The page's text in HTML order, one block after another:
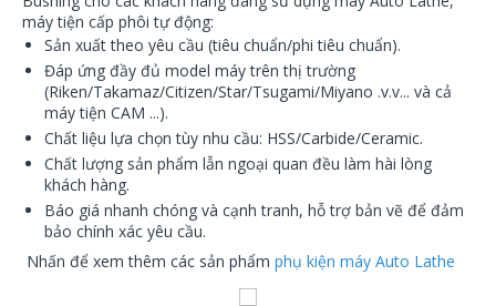
máy tiện cấp phôi tự động:
Sản xuất theo yêu cầu (tiêu chuẩn/phi tiêu chuẩn).
Đáp ứng đầy đủ model máy trên thị trường
(Riken/Takamaz/Citizen/Star/Tsugami/Miyano .v.v... và cả
máy tiện CAM ...).
Chất liệu lựa chọn tùy nhu cầu: HSS/Carbide/Ceramic.
Chất lượng sản phẩm lẫn ngoại quan đều làm hài lòng
khách hàng.
Báo giá nhanh chóng và cạnh tranh, hỗ trợ bản vẽ để đảm
bảo chính xác yêu cầu.
Nhấn để xem thêm các sản phẩm phụ kiện máy Auto Lathe